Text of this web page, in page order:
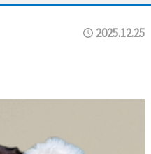
2025.12.25